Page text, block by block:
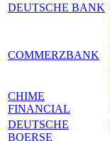
DEUTSCHE BANK
COMMERZBANK
CHIME
FINANCIAL
DEUTSCHE
BOERSE